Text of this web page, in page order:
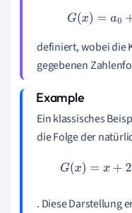
G(x) =
definiert, wobei die
gegebenen
Ein klassisches
die Folge der
G (x) =x
. Diese Darstellung